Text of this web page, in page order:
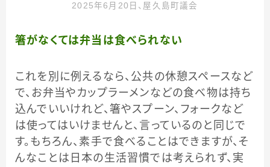
2025年6月20日、屋久島町議会
箸がなくては弁当は食べられない
これを別に例えるなら、公共の休憩スペースなど
で、お弁当やカップラーメンなどの食べ物は持ち
込んでいいけれど、箸やスプーン、フォークなど
は使ってはいけませんと、言っているのと同じで
す。もちろん、素手で食べることはできますが、そ
んなことは日本の生活習慣では考えられず、実